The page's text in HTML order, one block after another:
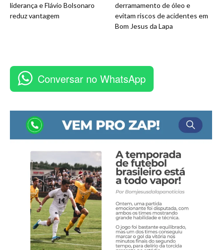
liderança e Flávio Bolsonaro
reduz vantagem
derramamento de óleo e
evitam riscos de acidentes em
Bom Jesus da Lapa
Conversar no WhatsApp